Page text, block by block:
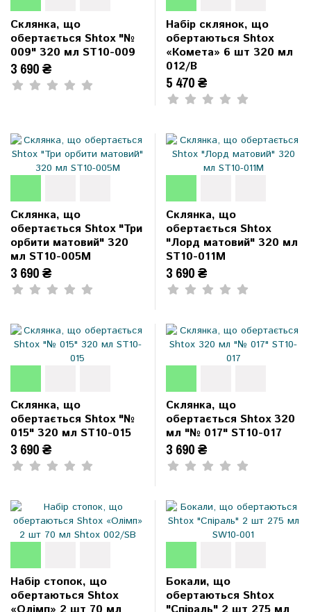
Склянка, що
обертається Shtox "№
009" 320 мл ST10-009
3 690 ₴
Набір склянок, що
обертаються Shtox
«Комета» 6 шт 320 мл
012/B
5 470 ₴
Склянка, що
обертається Shtox "Три
орбити матовий" 320
мл ST10-005M
3 690 ₴
Склянка, що
обертається Shtox
"Лорд матовий" 320 мл
ST10-011M
3 690 ₴
Склянка, що
обертається Shtox "№
015" 320 мл ST10-015
3 690 ₴
Склянка, що
обертається Shtox 320
мл "№ 017" ST10-017
3 690 ₴
Набір стопок, що
обертаються Shtox
Бокали, що
обертаються Shtox